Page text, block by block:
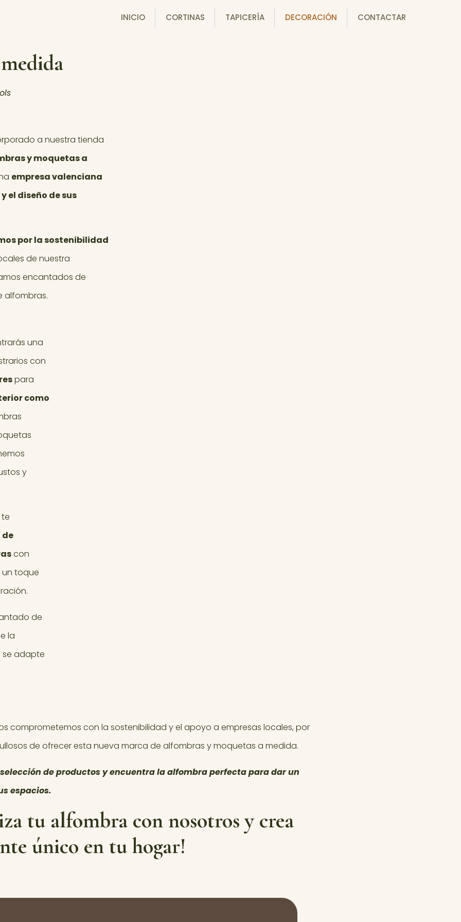
INICIO CORTINAS TAPICERÍA DECORACIÓN CONTACTAR
a nuestra tienda
y moquetas a
empresa valenciana
el diseño de sus
por la sostenibilidad
de nuestra
encantados de
alfombras.
una
con
para
como
y
con
toque
de
la
adapte
comprometemos con la sostenibilidad y el apoyo a empresas locales, por
de ofrecer esta nueva marca de alfombras y moquetas a medida.
de productos y encuentra la alfombra perfecta para dar un
espacios.
tu alfombra con nosotros y crea
único en tu hogar!